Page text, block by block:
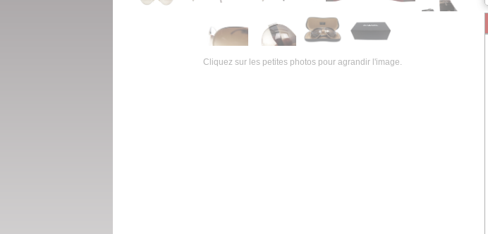
Cliquez sur les petites photos pour agrandir l'image.